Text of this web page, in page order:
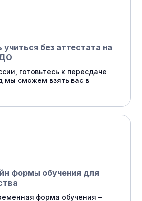
без аттестата на
готовьтесь к пересдаче
мы сможем взять вас в
формы обучения для
форма обучения –